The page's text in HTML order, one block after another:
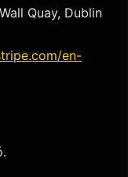
Quay, Dublin
en-